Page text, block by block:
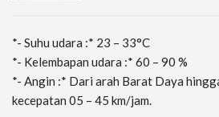
*- Suhu udara :* 23 – 33°C
*- Kelembapan udara :* 60 – 90 %
*- Angin :* Dari arah Barat Daya
kecepatan 05 – 45 km/jam.